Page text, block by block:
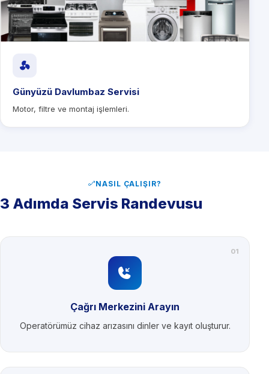
Günyüzü Davlumbaz Servisi
Motor, filtre ve montaj işlemleri.
NASIL ÇALIŞIR?
3 Adımda Servis Randevusu
01
Çağrı Merkezini Arayın
Operatörümüz cihaz arızasını dinler ve kayıt oluşturur.